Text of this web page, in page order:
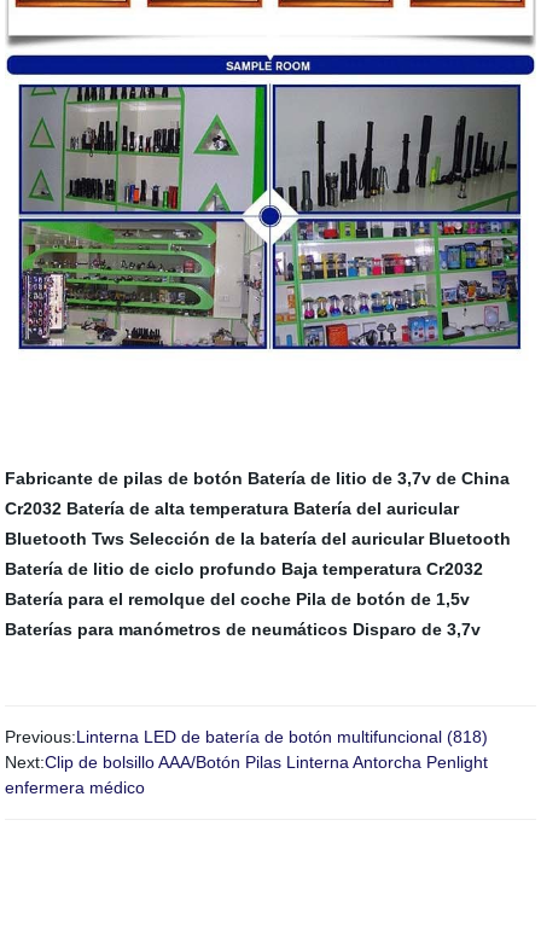
Fabricante de pilas de botón Batería de litio de 3,7v de China
Cr2032 Batería de alta temperatura Batería del auricular
Bluetooth Tws Selección de la batería del auricular Bluetooth
Batería de litio de ciclo profundo Baja temperatura Cr2032
Batería para el remolque del coche Pila de botón de 1,5v
Baterías para manómetros de neumáticos Disparo de 3,7v
Previous:Linterna LED de batería de botón multifuncional (818)
Next:Clip de bolsillo AAA/Botón Pilas Linterna Antorcha Penlight
enfermera médico